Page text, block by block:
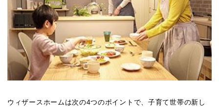
ウィザースホームは次の4つのポイントで、子育て世帯の新し